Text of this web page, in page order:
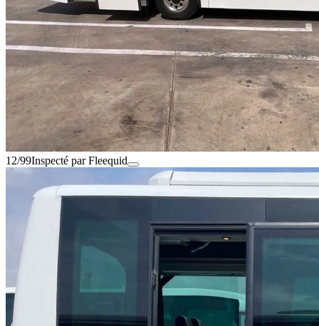
12/99Inspecté par Fleequid